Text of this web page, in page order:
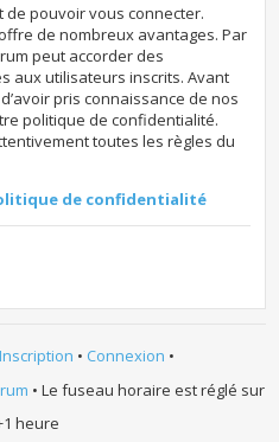
de pouvoir vous connecter.
de nombreux avantages. Par
peut accorder des
aux utilisateurs inscrits. Avant
pris connaissance de nos
politique de confidentialité.
toutes les règles du
de confidentialité
Inscription • Connexion •
• Le fuseau horaire est réglé sur
heure